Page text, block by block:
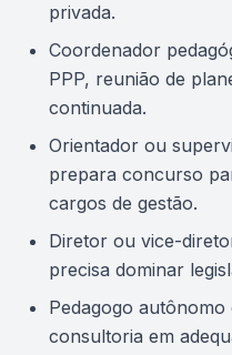
privada.
Coordenador
PPP, reunião de
continuada.
Orientador ou
prepara concurso
cargos de gestão.
Diretor ou vice-
precisa dominar
Pedagogo
consultoria em